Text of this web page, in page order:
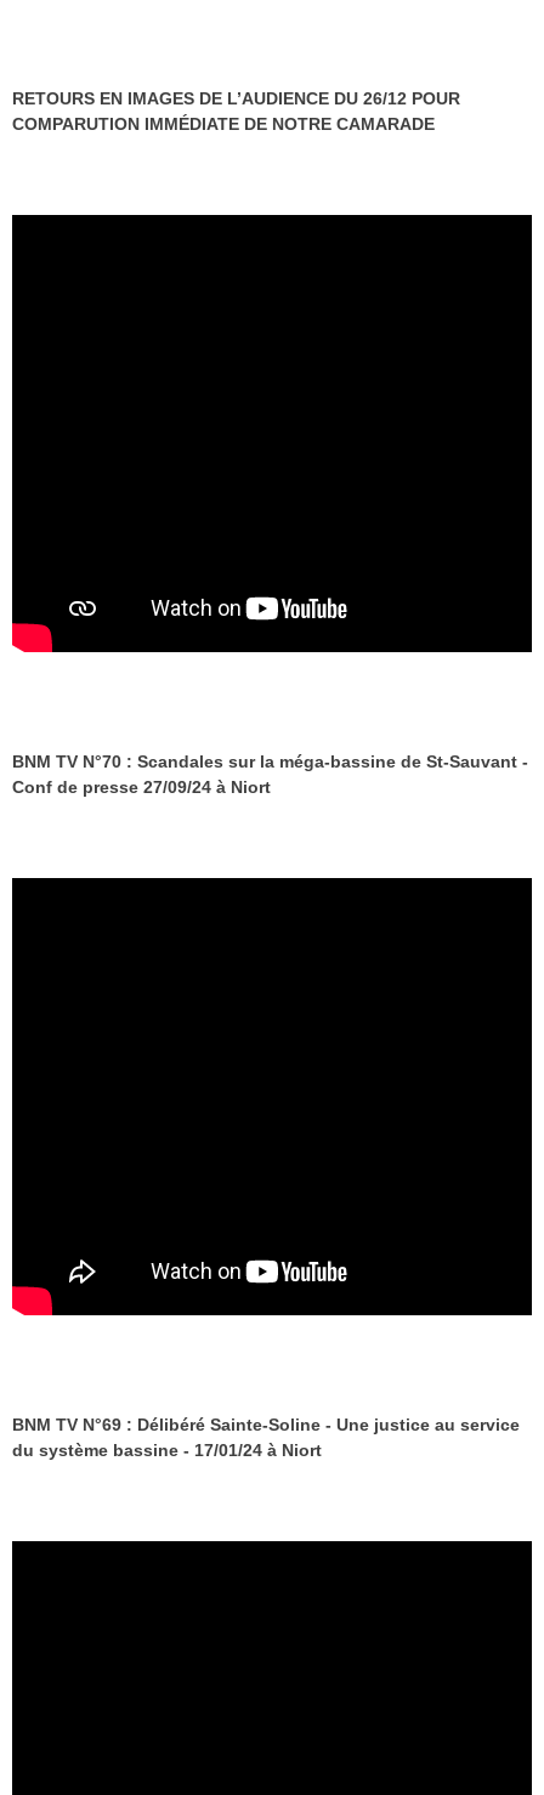
RETOURS EN IMAGES DE L’AUDIENCE DU 26/12 POUR
COMPARUTION IMMÉDIATE DE NOTRE CAMARADE
BNM TV N°70 : Scandales sur la méga-bassine de St-Sauvant -
Conf de presse 27/09/24 à Niort
BNM TV N°69 : Délibéré Sainte-Soline - Une justice au service
du système bassine - 17/01/24 à Niort